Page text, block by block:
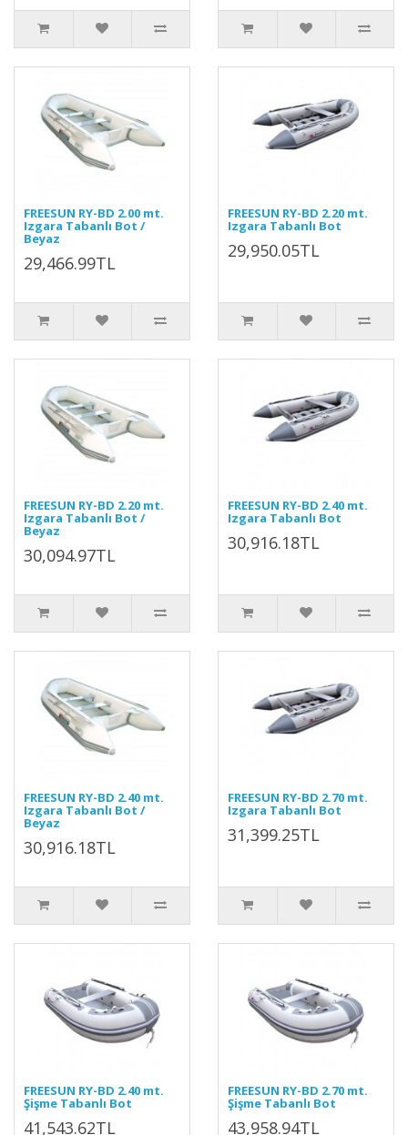
FREESUN RY-BD 2.00 mt.
Izgara Tabanlı Bot /
Beyaz
29,466.99TL
FREESUN RY-BD 2.20 mt.
Izgara Tabanlı Bot
29,950.05TL
FREESUN RY-BD 2.20 mt.
Izgara Tabanlı Bot /
Beyaz
30,094.97TL
FREESUN RY-BD 2.40 mt.
Izgara Tabanlı Bot
30,916.18TL
FREESUN RY-BD 2.40 mt.
Izgara Tabanlı Bot /
Beyaz
30,916.18TL
FREESUN RY-BD 2.70 mt.
Izgara Tabanlı Bot
31,399.25TL
FREESUN RY-BD 2.40 mt.
Şişme Tabanlı Bot
41,543.62TL
FREESUN RY-BD 2.70 mt.
Şişme Tabanlı Bot
43,958.94TL